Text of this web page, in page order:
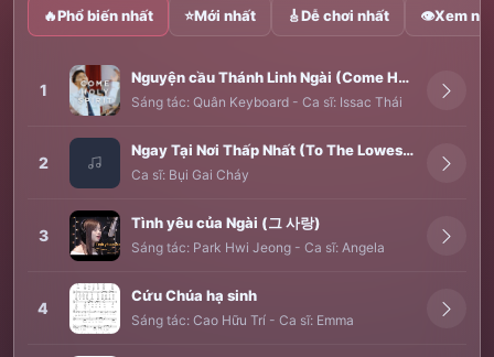
🔥Phổ biến nhất ⭐Mới nhất 🎸Dễ chơi nhất 👁Xem
1
Nguyện cầu Thánh Linh Ngài (Come Holy Spirit)
Sáng tác: Quân Keyboard - Ca sĩ: Issac Thái
2
Ngay Tại Nơi Thấp Nhất (To The Lowest Place)
Ca sĩ: Bụi Gai Cháy
3
Tình yêu của Ngài (그 사랑)
Sáng tác: Park Hwi Jeong - Ca sĩ: Angela
4
Cứu Chúa hạ sinh
Sáng tác: Cao Hữu Trí - Ca sĩ: Emma